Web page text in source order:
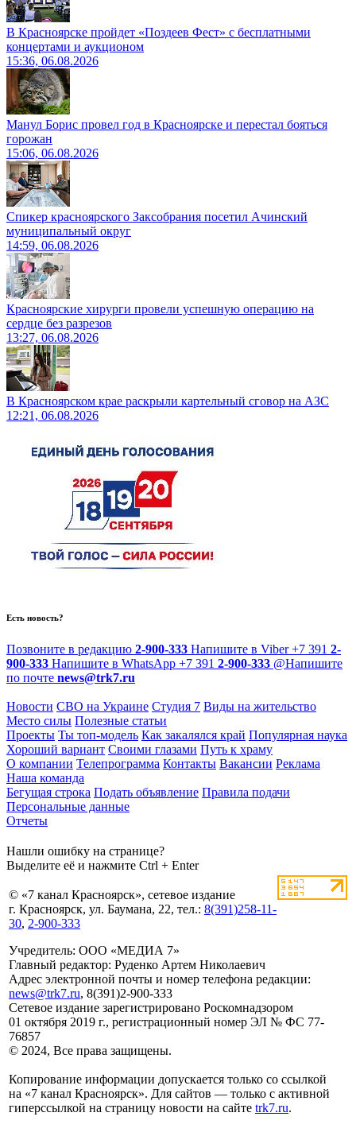
В Красноярске пройдет «Поздеев Фест» с бесплатными
концертами и аукционом
15:36, 06.08.2026
Манул Борис провел год в Красноярске и перестал бояться
горожан
15:06, 06.08.2026
Спикер красноярского Заксобрания посетил Ачинский
муниципальный округ
14:59, 06.08.2026
Красноярские хирурги провели успешную операцию на
сердце без разрезов
13:27, 06.08.2026
В Красноярском крае раскрыли картельный сговор на АЗС
12:21, 06.08.2026
Есть новость?
Позвоните в редакцию 2-900-333 Напишите в Viber +7 391 2-
900-333 Напишите в WhatsApp +7 391 2-900-333 @Напишите
по почте news@trk7.ru
Новости СВО на Украине Студия 7 Виды на жительство
Место силы Полезные статьи
Проекты Ты топ-модель Как закалялся край Популярная наука
Хороший вариант Своими глазами Путь к храму
О компании Телепрограмма Контакты Вакансии Реклама
Наша команда
Бегущая строка Подать объявление Правила подачи
Персональные данные
Отчеты
Нашли ошибку на странице?
Выделите её и нажмите Ctrl + Enter
© «7 канал Красноярск», сетевое издание
г. Красноярск, ул. Баумана, 22, тел.: 8(391)258-11-
30, 2-900-333
Учредитель: ООО «МЕДИА 7»
Главный редактор: Руденко Артем Николаевич
Адрес электронной почты и номер телефона редакции:
news@trk7.ru, 8(391)2-900-333
Сетевое издание зарегистрировано Роскомнадзором
01 октября 2019 г., регистрационный номер ЭЛ № ФС 77-
76857
© 2024, Все права защищены.
Копирование информации допускается только со ссылкой
на «7 канал Красноярск». Для сайтов — только с активной
гиперссылкой на страницу новости на сайте trk7.ru.